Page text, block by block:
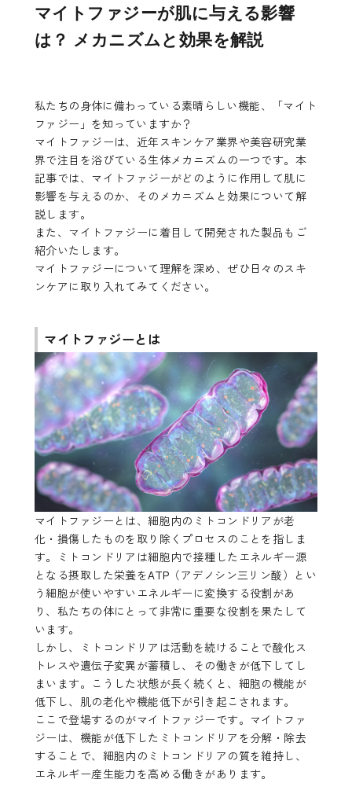
マイトファジーが肌に与える影響
は？ メカニズムと効果を解説
私たちの身体に備わっている素晴らしい機能、「マイト
ファジー」を知っていますか？
マイトファジーは、近年スキンケア業界や美容研究業
界で注目を浴びている生体メカニズムの一つです。本
記事では、マイトファジーがどのように作用して肌に
影響を与えるのか、そのメカニズムと効果について解
説します。
また、マイトファジーに着目して開発された製品もご
紹介いたします。
マイトファジーについて理解を深め、ぜひ日々のスキ
ンケアに取り入れてみてください。
マイトファジーとは
マイトファジーとは、細胞内のミトコンドリアが老
化・損傷したものを取り除くプロセスのことを指しま
す。ミトコンドリアは細胞内で接種したエネルギー源
となる摂取した栄養をATP（アデノシン三リン酸）とい
う細胞が使いやすいエネルギーに変換する役割があ
り、私たちの体にとって非常に重要な役割を果たして
います。
しかし、ミトコンドリアは活動を続けることで酸化ス
トレスや遺伝子変異が蓄積し、その働きが低下してし
まいます。こうした状態が長く続くと、細胞の機能が
低下し、肌の老化や機能低下が引き起こされます。
ここで登場するのがマイトファジーです。マイトファ
ジーは、機能が低下したミトコンドリアを分解・除去
することで、細胞内のミトコンドリアの質を維持し、
エネルギー産生能力を高める働きがあります。